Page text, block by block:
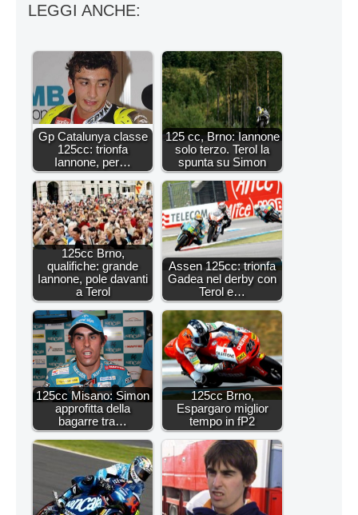
LEGGI ANCHE:
Gp Catalunya classe
125cc: trionfa
Iannone, per…
125 cc, Brno: Iannone
solo terzo. Terol la
spunta su Simon
125cc Brno,
qualifiche: grande
Iannone, pole davanti
a Terol
Assen 125cc: trionfa
Gadea nel derby con
Terol e…
125cc Misano: Simon
approfitta della
bagarre tra…
125cc Brno,
Espargaro miglior
tempo in fP2